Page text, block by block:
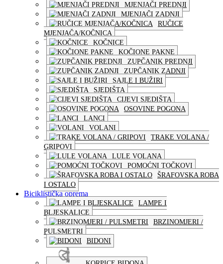
MJENJAČI PREDNJI
MJENJAČI ZADNJI
RUČICE
MJENJAČA/KOČNICA
KOČNICE
KOČIONE PAKNE
ZUPČANIK PREDNJI
ZUPČANIK ZADNJI
SAJLE I BUŽIRI
SJEDIŠTA
CIJEVI SJEDIŠTA
OSOVINE POGONA
LANCI
VOLANI
TRAKE VOLANA /
GRIPOVI
LULE VOLANA
POMOĆNI TOČKOVI
ŠRAFOVSKA ROBA
I OSTALO
Biciklistička oprema
LAMPE I
BLJESKALICE
BRZINOMJERI /
PULSMETRI
BIDONI